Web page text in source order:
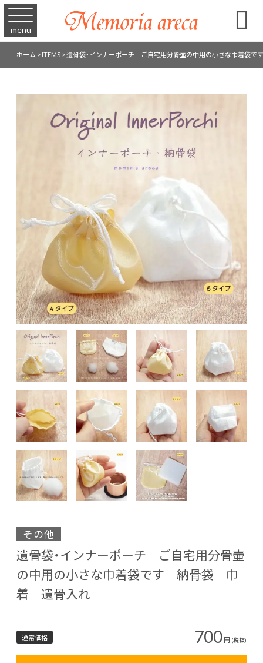
menu 
ホーム>ITEMS>遺骨袋・インナーポーチ ご自宅用分骨壷の中用の小さな巾着
その他
遺骨袋・インナーポーチ ご自宅用分骨壷
の中用の小さな巾着袋です 納骨袋 巾
着 遺骨入れ
通常価格 700円 (税抜)